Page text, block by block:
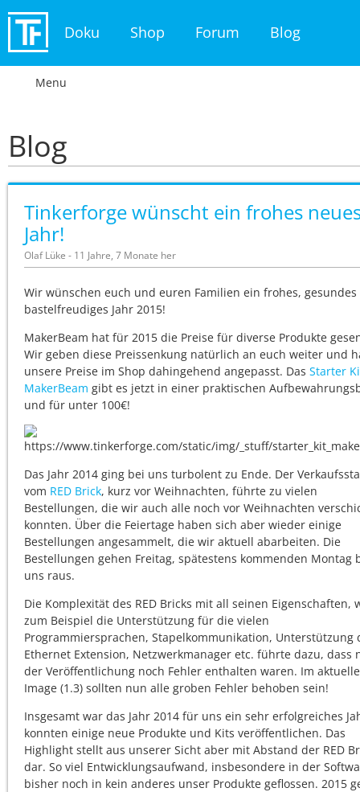
Doku Shop Forum Blog
Menu
Blog
Tinkerforge wünscht ein frohes
Jahr!
Olaf Lüke - 11 Jahre, 7 Monate her
Wir wünschen euch und euren Familien ein frohes,
bastelfreudiges Jahr 2015!
MakerBeam hat für 2015 die Preise für diverse Produkte
Wir geben diese Preissenkung natürlich an euch weiter und
unsere Preise im Shop dahingehend angepasst. Das Starter
MakerBeam gibt es jetzt in einer praktischen
und für unter 100€!
Das Jahr 2014 ging bei uns turbolent zu Ende. Der
vom RED Brick, kurz vor Weihnachten, führte zu vielen
Bestellungen, die wir auch alle noch vor Weihnachten
konnten. Über die Feiertage haben sich aber wieder einige
Bestellungen angesammelt, die wir aktuell abarbeiten. Die
Bestellungen gehen Freitag, spätestens kommenden Montag
uns raus.
Die Komplexität des RED Bricks mit all seinen Eigenschaften,
zum Beispiel die Unterstützung für die vielen
Programmiersprachen, Stapelkommunikation, Unterstützung
Ethernet Extension, Netzwerkmanager etc. führte dazu, dass
der Veröffentlichung noch Fehler enthalten waren. Im
Image (1.3) sollten nun alle groben Fehler behoben sein!
Insgesamt war das Jahr 2014 für uns ein sehr erfolgreiches
konnten einige neue Produkte und Kits veröffentlichen. Das
Highlight stellt aus unserer Sicht aber mit Abstand der RED
dar. So viel Entwicklungsaufwand, insbesondere in der
bisher noch in kein anderes unser Produkte geflossen. 2015